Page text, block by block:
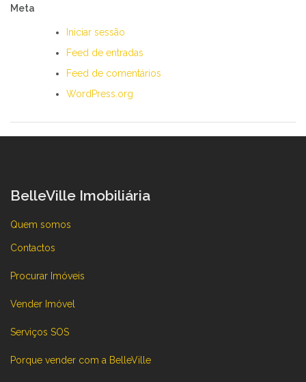
Meta
Iniciar sessão
Feed de entradas
Feed de comentários
WordPress.org
BelleVille Imobiliária
Quem somos
Contactos
Procurar Imóveis
Vender Imóvel
Serviços SOS
Porque vender com a BelleVille